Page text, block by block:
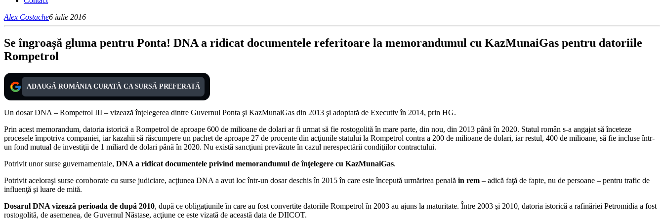
Alex Costache6 iulie 2016
Se îngroașă gluma pentru Ponta! DNA a ridicat documentele referitoare la memorandumul cu KazMunaiGas pentru datoriile
Rompetrol
ADAUGĂ ROMÂNIA CURATĂ CA SURSĂ PREFERATĂ
Un dosar DNA – Rompetrol III – vizează înţelegerea dintre Guvernul Ponta şi KazMunaiGas din 2013 şi adoptată de Executiv în 2014, prin HG.
Prin acest memorandum, datoria istorică a Rompetrol de aproape 600 de milioane de dolari ar fi urmat să fie rostogolită în mare parte, din nou, din 2013 până în 2020. Statul român s-a angajat să înceteze
procesele împotriva companiei, iar kazahii să răscumpere un pachet de aproape 27 de procente din acţiunile statului la Rompetrol contra a 200 de milioane de dolari, iar restul, 400 de milioane, să fie incluse într-
un fond mutual de investiţii de 1 miliard de dolari până în 2020. Nu există sancţiuni prevăzute în cazul nerespectării condiţiilor contractului.
Potrivit unor surse guvernamentale, DNA a ridicat documentele privind memorandumul de înţelegere cu KazMunaiGas.
Potrivit aceloraşi surse coroborate cu surse judiciare, acţiunea DNA a avut loc într-un dosar deschis în 2015 în care este începută urmărirea penală in rem – adică faţă de fapte, nu de persoane – pentru trafic de
influenţă şi luare de mită.
Dosarul DNA vizează perioada de după 2010, după ce obligaţiunile în care au fost convertite datoriile Rompetrol în 2003 au ajuns la maturitate. Între 2003 şi 2010, datoria istorică a rafinăriei Petromidia a fost
rostogolită, de asemenea, de Guvernul Năstase, acţiune ce este vizată de această data de DIICOT.